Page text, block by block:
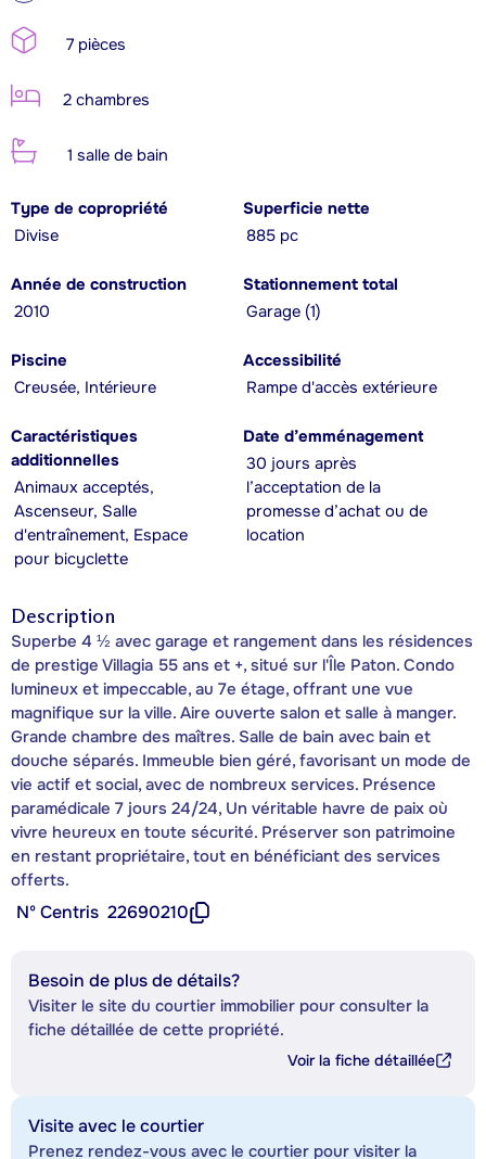
7 pièces
2 chambres
1 salle de bain
Type de copropriété
Divise
Superficie nette
885 pc
Année de construction
2010
Stationnement total
Garage (1)
Piscine
Creusée, Intérieure
Accessibilité
Rampe d'accès extérieure
Caractéristiques
additionnelles
Animaux acceptés,
Ascenseur, Salle
d'entraînement, Espace
pour bicyclette
Date d’emménagement
30 jours après
l’acceptation de la
promesse d’achat ou de
location
Description
Superbe 4 ½ avec garage et rangement dans les résidences
de prestige Villagia 55 ans et +, situé sur l'Île Paton. Condo
lumineux et impeccable, au 7e étage, offrant une vue
magnifique sur la ville. Aire ouverte salon et salle à manger.
Grande chambre des maîtres. Salle de bain avec bain et
douche séparés. Immeuble bien géré, favorisant un mode de
vie actif et social, avec de nombreux services. Présence
paramédicale 7 jours 24/24, Un véritable havre de paix où
vivre heureux en toute sécurité. Préserver son patrimoine
en restant propriétaire, tout en bénéficiant des services
offerts.
Nº Centris 22690210
Besoin de plus de détails?
Visiter le site du courtier immobilier pour consulter la
fiche détaillée de cette propriété.
Voir la fiche détaillée
Visite avec le courtier
Prenez rendez-vous avec le courtier pour visiter la